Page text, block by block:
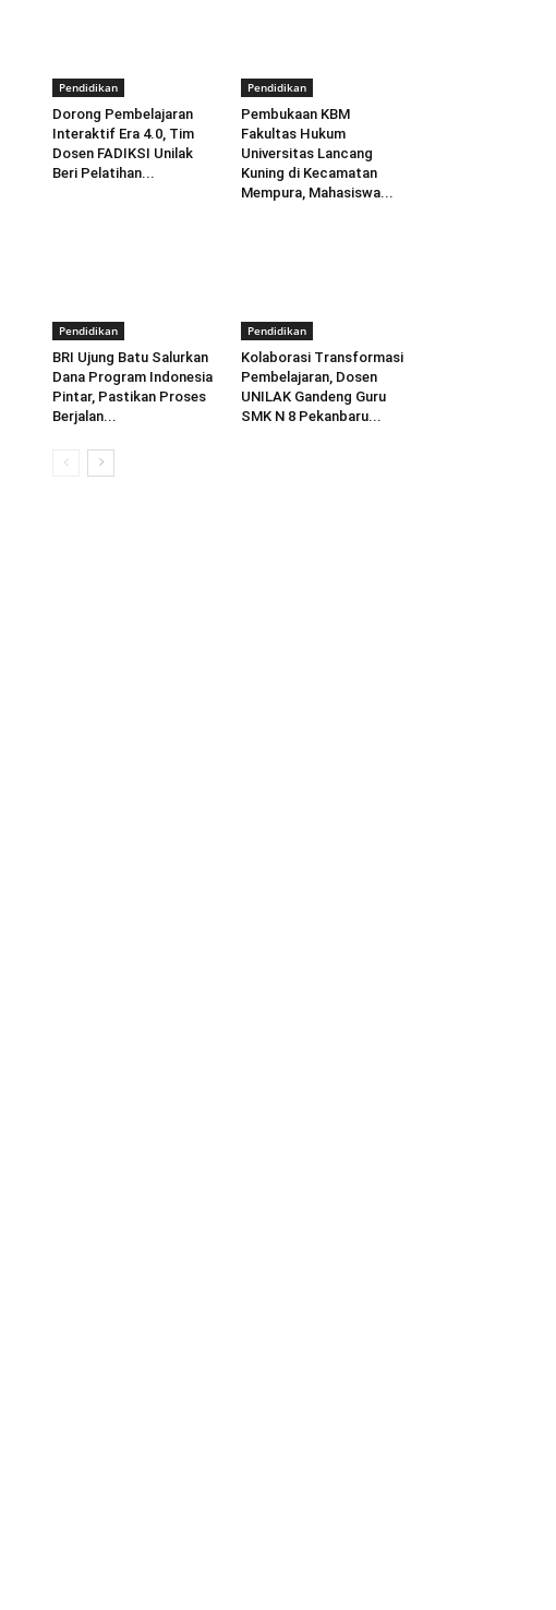
Pendidikan
Dorong Pembelajaran
Interaktif Era 4.0, Tim
Dosen FADIKSI Unilak
Beri Pelatihan...
Pendidikan
Pembukaan KBM
Fakultas Hukum
Universitas Lancang
Kuning di Kecamatan
Mempura, Mahasiswa...
Pendidikan
BRI Ujung Batu Salurkan
Dana Program Indonesia
Pintar, Pastikan Proses
Berjalan...
Pendidikan
Kolaborasi Transformasi
Pembelajaran, Dosen
UNILAK Gandeng Guru
SMK N 8 Pekanbaru...